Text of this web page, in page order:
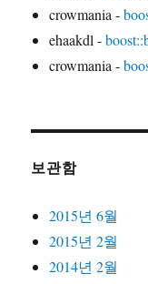
crowmania-
ehaakdl-
crowmania-
보관함
2015년 6월
2015년 2월
2014년 2월